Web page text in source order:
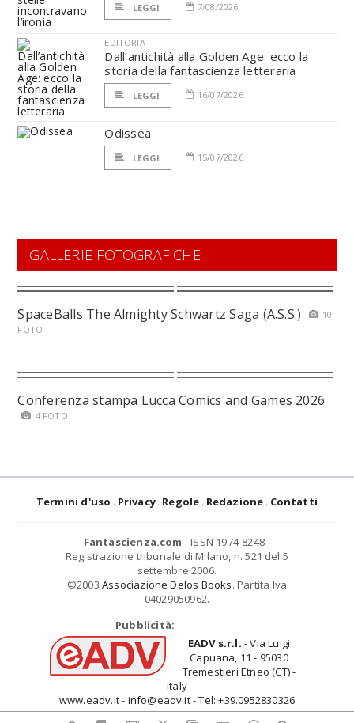
LEGGI 7/08/2026
EDITORIA
Dall’antichità alla Golden Age: ecco la
storia della fantascienza letteraria
LEGGI 16/07/2026
Odissea
LEGGI 15/07/2026
GALLERIE FOTOGRAFICHE
SpaceBalls The Almighty Schwartz Saga (A.S.S.)
10
FOTO
Conferenza stampa Lucca Comics and Games 2026
4 FOTO
Termini d'uso Privacy Regole Redazione Contatti
Fantascienza.com - ISSN 1974-8248 -
Registrazione tribunale di Milano, n. 521 del 5
settembre 2006.
©2003 Associazione Delos Books. Partita Iva
04029050962.
Pubblicità:
EADV s.r.l. - Via Luigi
Capuana, 11 - 95030
Tremestieri Etneo (CT) -
Italy
www.eadv.it - info@eadv.it - Tel: +39.0952830326